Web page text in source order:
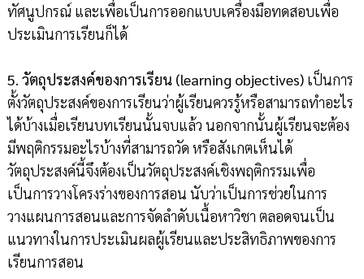
ทัศนูปกรณ์ และเพื่อเป็นการออกแบบเครื่องมือทดสอบเพื่อ
ประเมินการเรียนก็ได้
5. วัตถุประสงค์ของการเรียน (learning objectives)เป็นการ
ตั้งวัตถุประสงค์ของการเรียนว่าผู้เรียนควรรู้หรือสามารถทำอะไร
ได้บ้างเมื่อเรียนบทเรียนนั้นจบแล้ว นอกจากนั้นผู้เรียนจะต้อง
มีพฤติกรรมอะไรบ้างที่สามารถวัด หรือสังเกตเห็นได้
วัตถุประสงค์นี้จึงต้องเป็นวัตถุประสงค์เชิงพฤติกรรมเพื่อ
เป็นการวางโครงร่างของการสอน นับว่าเป็นการช่วยในการ
วางแผนการสอนและการจัดลำดับเนื้อหาวิชา ตลอดจนเป็น
แนวทางในการประเมินผลผู้เรียนและประสิทธิภาพของการ
เรียนการสอน